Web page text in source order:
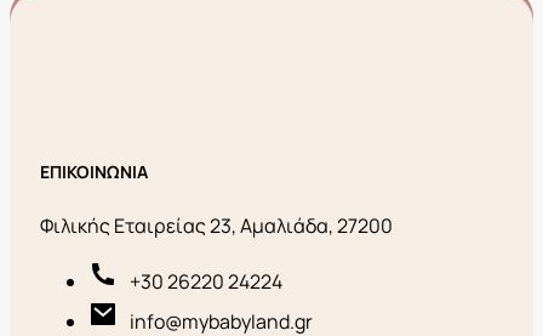
ΕΠΙΚΟΙΝΩΝΙΑ
Φιλικής Εταιρείας 23, Αμαλιάδα, 27200
+30 26220 24224
info@mybabyland.gr